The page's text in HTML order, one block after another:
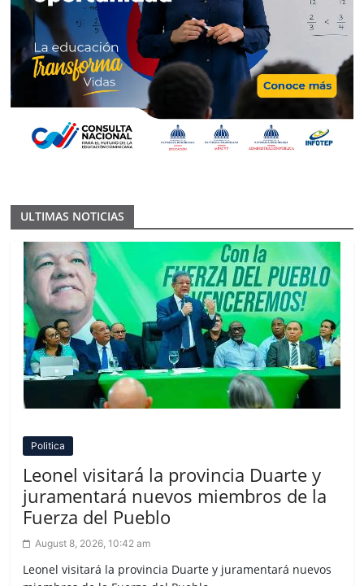
ULTIMAS NOTICIAS
Politica
Leonel visitará la provincia Duarte y
juramentará nuevos miembros de la
Fuerza del Pueblo
August 8, 2026, 10:42 am
Leonel visitará la provincia Duarte y juramentará nuevos